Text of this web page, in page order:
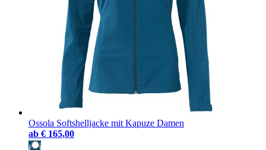
Ossola Softshelljacke mit Kapuze Damen
ab € 165,00